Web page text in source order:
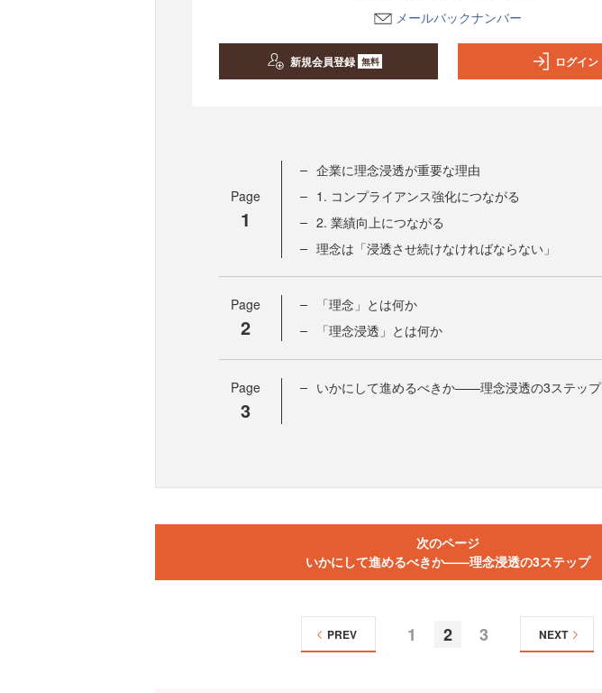
メールバックナンバー
新規会員登録 無料 ログイン
Page
1
企業に理念浸透が重要な理由
1. コンプライアンス強化につながる
2. 業績向上につながる
理念は「浸透させ続けなければならない」
Page
2
「理念」とは何か
「理念浸透」とは何か
Page
3
いかにして進めるべきか——理念浸透の3ステップ
次のページ
いかにして進めるべきか——理念浸透の3ステップ
1 2 3
PREV NEXT